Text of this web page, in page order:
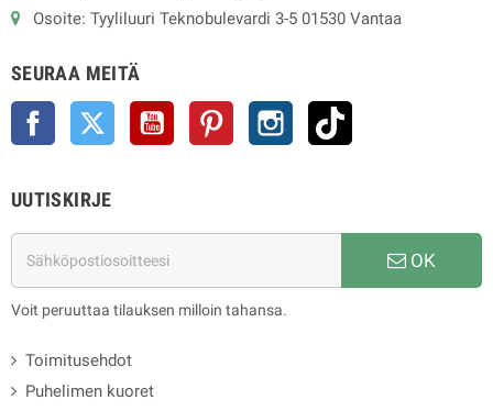
Osoite: Tyyliluuri Teknobulevardi 3-5 01530 Vantaa
SEURAA MEITÄ
Facebook Twitter YouTube Pinterest Instagram
UUTISKIRJE
OK
Voit peruuttaa tilauksen milloin tahansa.
Toimitusehdot
Puhelimen kuoret